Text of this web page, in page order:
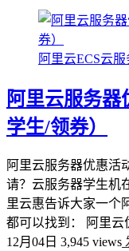
阿里云ECS云
阿里云服务
学生/领券）
阿里云服务器优惠活
请？云服务器学生机
里云惠告诉大家一个
都可以找到： 阿里云
12月04日 3,945 views